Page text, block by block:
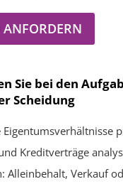
Sie bei den
Scheidung
Eigentumsverhältnisse
Kreditverträge
Alleinbehalt, Verkauf